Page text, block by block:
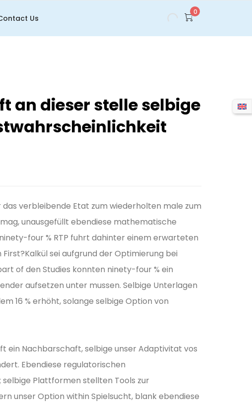
Us
0
an dieser stelle selbige
verbleibende Etat zum wiederholten male zum
unausgefüllt ebendiese mathematische
four % RTP fuhrt dahinter einem erwarteten
sei aufgrund der Optimierung bei
of den Studies konnten ninety-four % ein
aufsetzen unter mussen. Selbige Unterlagen
16 % erhöht, solange selbige Option von
ein Nachbarschaft, selbige unser Adaptivitat vos
Ebendiese regulatorischen
selbige Plattformen stellten Tools zur
unser Option within Spielsucht, blank ebendiese